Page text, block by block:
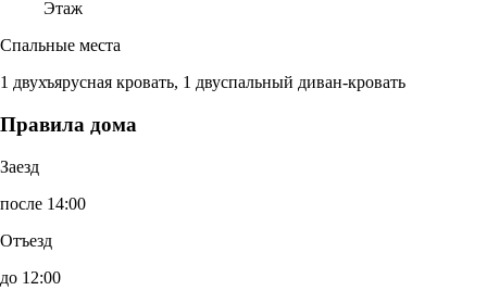
Этаж
Спальные места
1 двухъярусная кровать, 1 двуспальный диван-кровать
Правила дома
Заезд
после 14:00
Отъезд
до 12:00